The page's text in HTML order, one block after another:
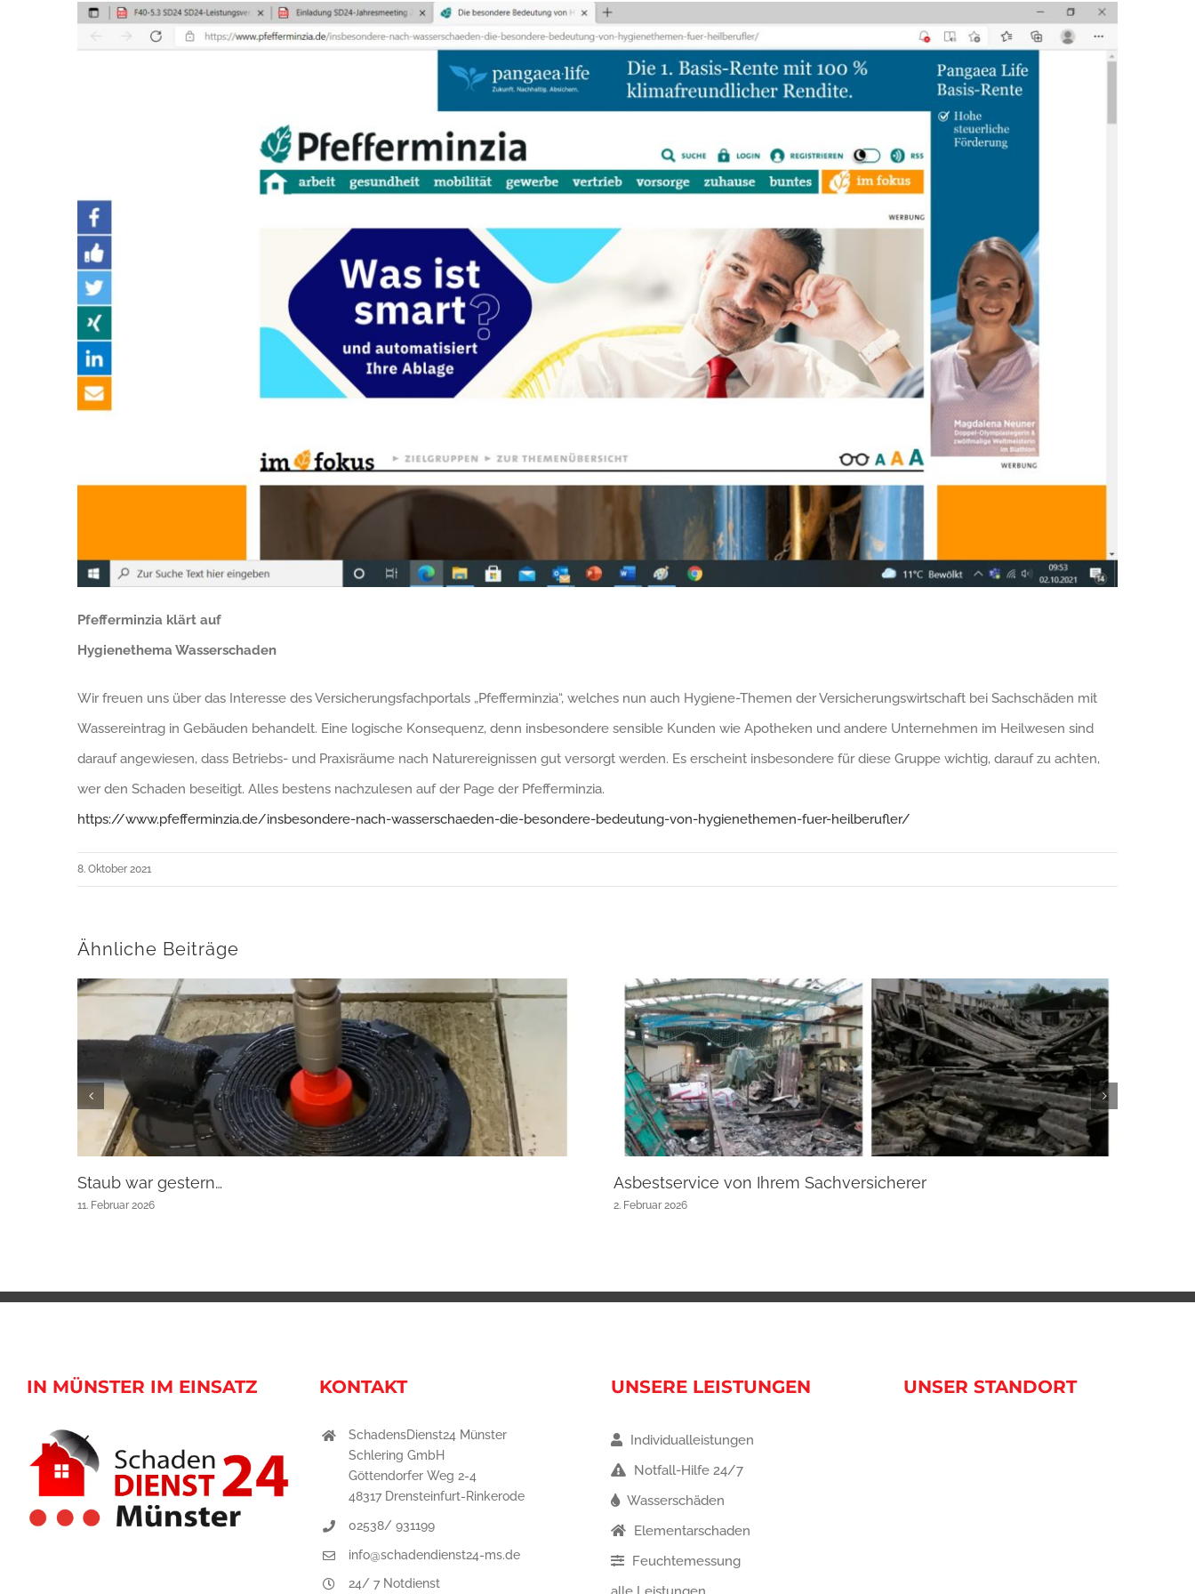
Pfefferminzia klärt auf
Hygienethema Wasserschaden
Wir freuen uns über das Interesse des Versicherungsfachportals „Pfefferminzia“, welches nun auch Hygiene-Themen der Versicherungswirtschaft bei Sachschäden mit
Wassereintrag in Gebäuden behandelt. Eine logische Konsequenz, denn insbesondere sensible Kunden wie Apotheken und andere Unternehmen im Heilwesen sind
darauf angewiesen, dass Betriebs- und Praxisräume nach Naturereignissen gut versorgt werden. Es erscheint insbesondere für diese Gruppe wichtig, darauf zu achten,
wer den Schaden beseitigt. Alles bestens nachzulesen auf der Page der Pfefferminzia.
https://www.pfefferminzia.de/insbesondere-nach-wasserschaeden-die-besondere-bedeutung-von-hygienethemen-fuer-heilberufler/
8. Oktober 2021
Ähnliche Beiträge
Staub war gestern…
11. Februar 2026
Asbestservice von Ihrem Sachversicherer
2. Februar 2026
IN MÜNSTER IM EINSATZ KONTAKT
SchadensDienst24 Münster
Schlering GmbH
Göttendorfer Weg 2-4
48317 Drensteinfurt-Rinkerode
02538/ 931199
info@schadendienst24-ms.de
24/ 7 Notdienst
UNSERE LEISTUNGEN
Individualleistungen
Notfall-Hilfe 24/7
Wasserschäden
Elementarschaden
Feuchtemessung
UNSER STANDORT